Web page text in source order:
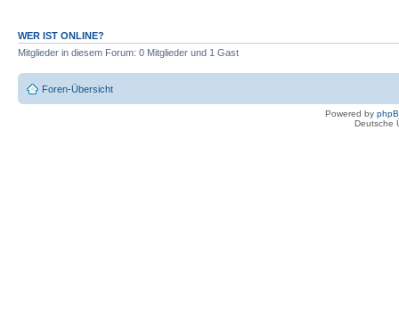
WER IST ONLINE?
Mitglieder in diesem Forum: 0 Mitglieder und 1 Gast
Foren-Übersicht
Powered by
Deutsche